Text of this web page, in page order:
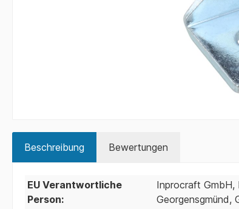
Beschreibung Bewertungen
EU Verantwortliche
Person:
Inprocraft GmbH,
Georgensgmünd,